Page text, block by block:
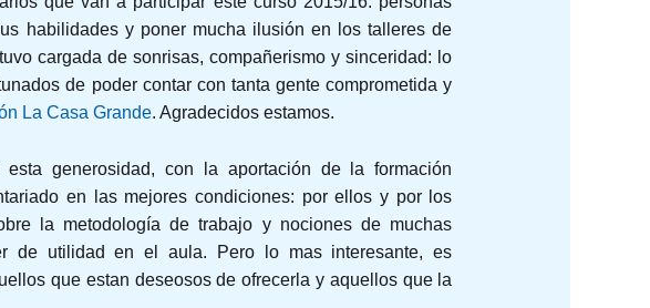
habilidades y poner mucha ilusión en los talleres de
cargada de sonrisas, compañerismo y sinceridad: lo
de poder contar con tanta gente comprometida y
La Casa Grande. Agradecidos estamos.
esta generosidad, con la aportación de la formación
en las mejores condiciones: por ellos y por los
la metodología de trabajo y nociones de muchas
de utilidad en el aula. Pero lo mas interesante, es
que estan deseosos de ofrecerla y aquellos que la